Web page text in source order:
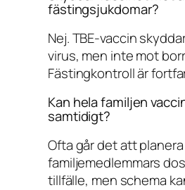
fästingsjukdomar?
Nej. TBE-vaccin
virus, men inte mot
Fästingkontroll är
Kan hela familjen
samtidigt?
Ofta går det att
familjemedlemmars
tillfälle, men schema